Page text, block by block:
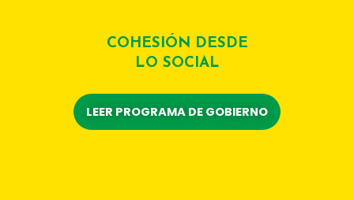
COHESIÓN DESDE
LO SOCIAL
LEER PROGRAMA DE GOBIERNO